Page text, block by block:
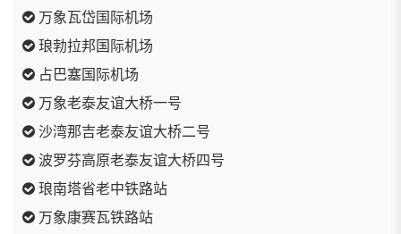
万象瓦岱国际机场
琅勃拉邦国际机场
占巴塞国际机场
万象老泰友谊大桥一号
沙湾那吉老泰友谊大桥二号
波罗芬高原老泰友谊大桥四号
琅南塔省老中铁路站
万象康赛瓦铁路站